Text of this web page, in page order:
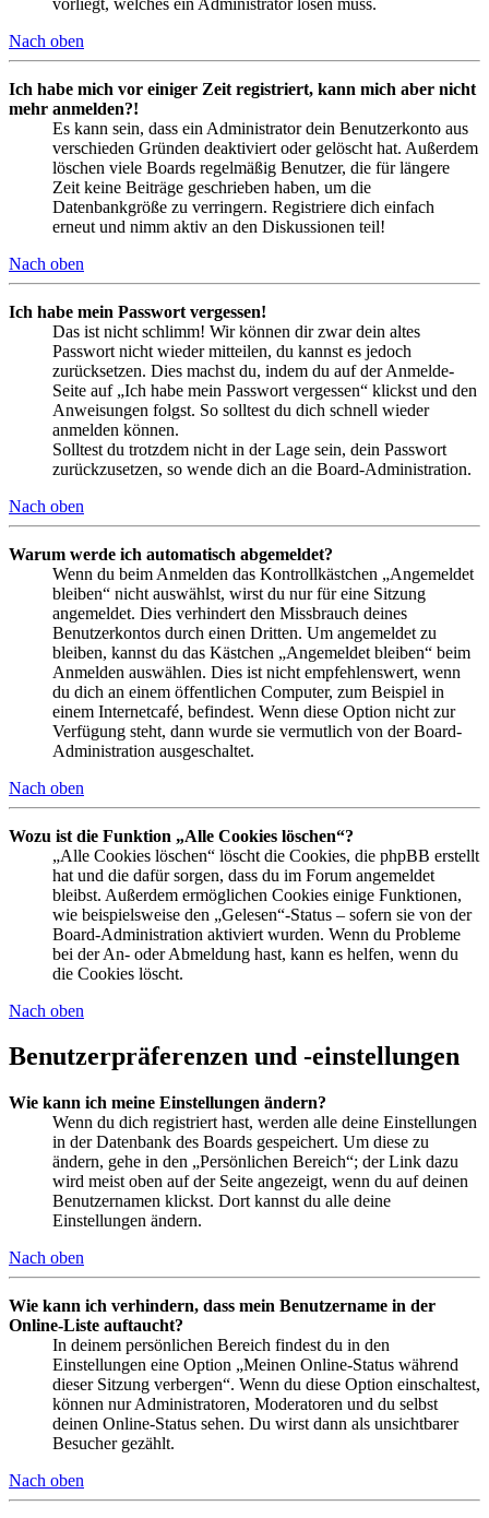
Nach oben
Ich habe mich vor einiger Zeit registriert, kann mich aber nicht
mehr anmelden?!
Es kann sein, dass ein Administrator dein Benutzerkonto aus
verschieden Gründen deaktiviert oder gelöscht hat. Außerdem
löschen viele Boards regelmäßig Benutzer, die für längere
Zeit keine Beiträge geschrieben haben, um die
Datenbankgröße zu verringern. Registriere dich einfach
erneut und nimm aktiv an den Diskussionen teil!
Nach oben
Ich habe mein Passwort vergessen!
Das ist nicht schlimm! Wir können dir zwar dein altes
Passwort nicht wieder mitteilen, du kannst es jedoch
zurücksetzen. Dies machst du, indem du auf der Anmelde-
Seite auf „Ich habe mein Passwort vergessen“ klickst und den
Anweisungen folgst. So solltest du dich schnell wieder
anmelden können.
Solltest du trotzdem nicht in der Lage sein, dein Passwort
zurückzusetzen, so wende dich an die Board-Administration.
Nach oben
Warum werde ich automatisch abgemeldet?
Wenn du beim Anmelden das Kontrollkästchen „Angemeldet
bleiben“ nicht auswählst, wirst du nur für eine Sitzung
angemeldet. Dies verhindert den Missbrauch deines
Benutzerkontos durch einen Dritten. Um angemeldet zu
bleiben, kannst du das Kästchen „Angemeldet bleiben“ beim
Anmelden auswählen. Dies ist nicht empfehlenswert, wenn
du dich an einem öffentlichen Computer, zum Beispiel in
einem Internetcafé, befindest. Wenn diese Option nicht zur
Verfügung steht, dann wurde sie vermutlich von der Board-
Administration ausgeschaltet.
Nach oben
Wozu ist die Funktion „Alle Cookies löschen“?
„Alle Cookies löschen“ löscht die Cookies, die phpBB erstellt
hat und die dafür sorgen, dass du im Forum angemeldet
bleibst. Außerdem ermöglichen Cookies einige Funktionen,
wie beispielsweise den „Gelesen“-Status – sofern sie von der
Board-Administration aktiviert wurden. Wenn du Probleme
bei der An- oder Abmeldung hast, kann es helfen, wenn du
die Cookies löscht.
Nach oben
Benutzerpräferenzen und -einstellungen
Wie kann ich meine Einstellungen ändern?
Wenn du dich registriert hast, werden alle deine Einstellungen
in der Datenbank des Boards gespeichert. Um diese zu
ändern, gehe in den „Persönlichen Bereich“; der Link dazu
wird meist oben auf der Seite angezeigt, wenn du auf deinen
Benutzernamen klickst. Dort kannst du alle deine
Einstellungen ändern.
Nach oben
Wie kann ich verhindern, dass mein Benutzername in der
Online-Liste auftaucht?
In deinem persönlichen Bereich findest du in den
Einstellungen eine Option „Meinen Online-Status während
dieser Sitzung verbergen“. Wenn du diese Option einschaltest,
können nur Administratoren, Moderatoren und du selbst
deinen Online-Status sehen. Du wirst dann als unsichtbarer
Besucher gezählt.
Nach oben